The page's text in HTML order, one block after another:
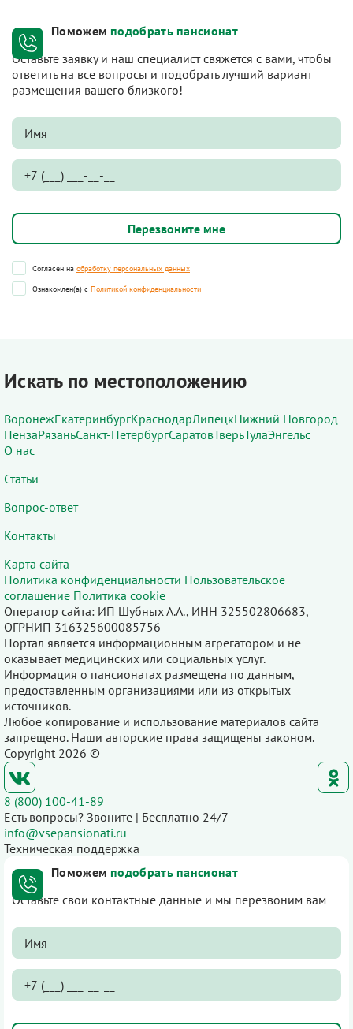
Поможем подобрать пансионат
Оставьте заявку и наш специалист свяжется с вами, чтобы
ответить на все вопросы и подобрать лучший вариант
размещения вашего близкого!
Согласен на обработку персональных данных
Ознакомлен(а) с Политикой конфиденциальности
Искать по местоположению
ВоронежЕкатеринбургКраснодарЛипецкНижний Новгород
ПензаРязаньСанкт-ПетербургСаратовТверьТулаЭнгельс
О нас
Статьи
Вопрос-ответ
Контакты
Карта сайта
Политика конфиденциальности Пользовательское
соглашение Политика cookie
Оператор сайта: ИП Шубных А.А., ИНН 325502806683,
ОГРНИП 316325600085756
Портал является информационным агрегатором и не
оказывает медицинских или социальных услуг.
Информация о пансионатах размещена по данным,
предоставленным организациями или из открытых
источников.
Любое копирование и использование материалов сайта
запрещено. Наши авторские права защищены законом.
Copyright 2026 ©
8 (800) 100-41-89
Есть вопросы? Звоните | Бесплатно 24/7
info@vsepansionati.ru
Техническая поддержка
Поможем подобрать пансионат
Оставьте свои контактные данные и мы перезвоним вам